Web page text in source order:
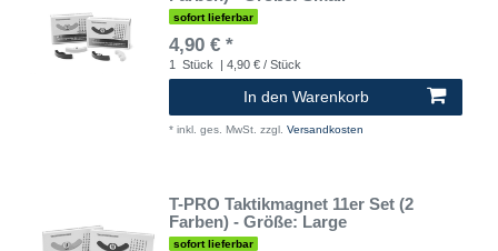
sofort lieferbar
4,90 € *
1 Stück | 4,90 € / Stück
In den Warenkorb
* inkl. ges. MwSt. zzgl. Versandkosten
T-PRO Taktikmagnet 11er Set (2
Farben) - Größe: Large
sofort lieferbar